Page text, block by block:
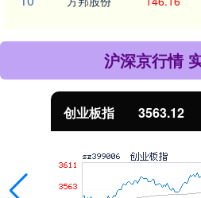
沪深京行情
基金指数 7242.10